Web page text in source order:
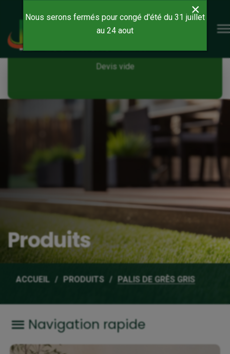
Devis vide
Devis vide
Produits
ACCUEIL PRODUITS PALIS DE GRÈS GRIS
×
Nous serons fermés pour congé d'été du 31 juillet
au 24 aout